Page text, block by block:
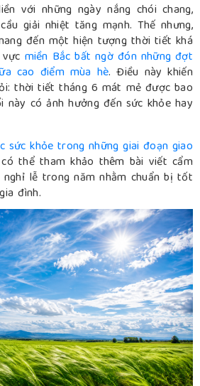
với những ngày nắng chói chang,
giải nhiệt tăng mạnh. Thế nhưng,
đến một hiện tượng thời tiết khá
miền Bắc bất ngờ đón những đợt
cao điểm mùa hè. Điều này khiến
thời tiết tháng 6 mát mẻ được bao
có ảnh hưởng đến sức khỏe hay
sức khỏe trong những giai đoạn giao
thể tham khảo thêm bài viết cẩm
lễ trong năm nhằm chuẩn bị tốt
đình.